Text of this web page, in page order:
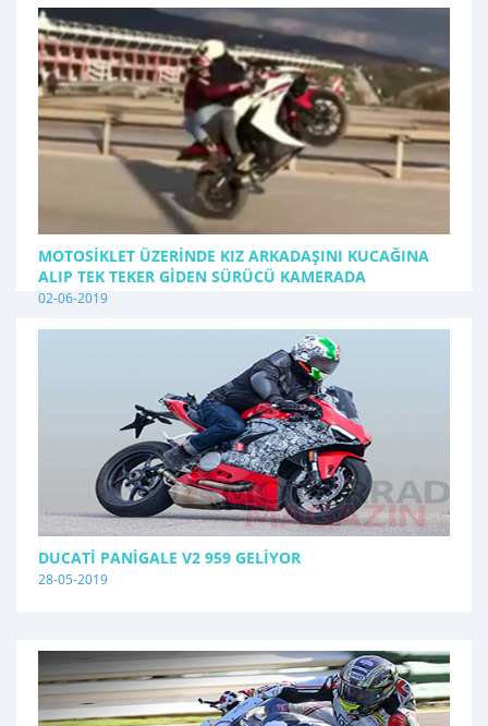
MOTOSIKLET ÜZERINDE KIZ ARKADAŞINI KUCAĞINA
ALIP TEK TEKER GIDEN SÜRÜCÜ KAMERADA
02-06-2019
DUCATI PANIGALE V2 959 GELIYOR
28-05-2019